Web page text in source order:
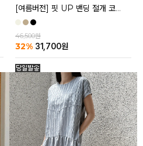
[여름버전] 핏 UP 밴딩 절개 코튼 팬츠
46,500원
32% 31,700원